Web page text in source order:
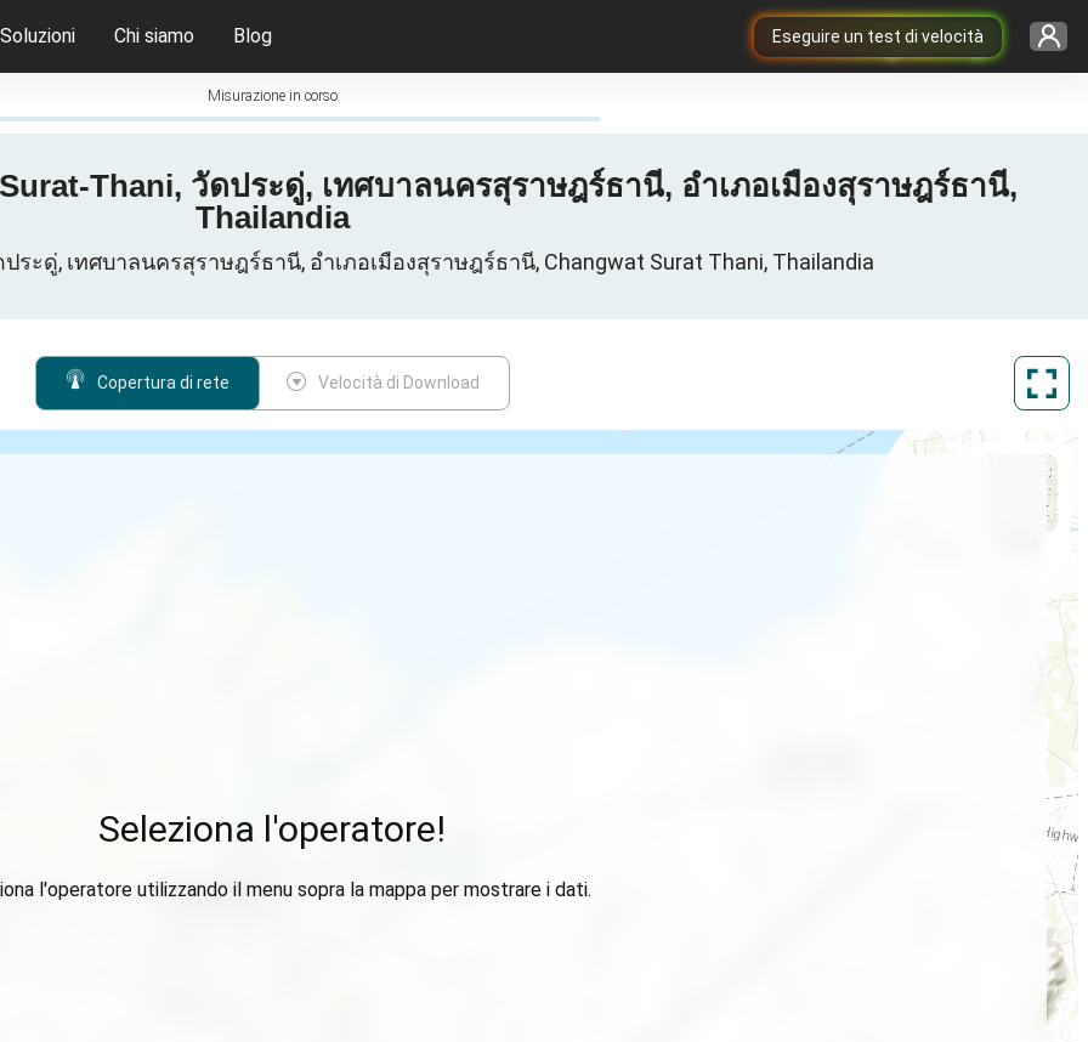
Eseguire un test di velocità
Soluzioni Chi siamo Blog
Misurazione in corso
Thani, วัดประดู่, เทศบาลนครสุราษฎร์ธานี, อำเภอเมืองสุราษฎร์ธานี,
Thailandia
ระดู่, เทศบาลนครสุราษฎร์ธานี, อำเภอเมืองสุราษฎร์ธานี, Changwat Surat Thani, Thailandia
Copertura di rete Velocità di Download
Seleziona l'operatore!
l'operatore utilizzando il menu sopra la mappa per mostrare i dati.